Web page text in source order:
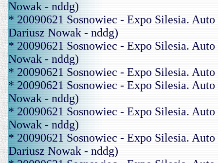
Nowak - nddg)
* 20090621 Sosnowiec - Expo Silesia.
Dariusz Nowak - nddg)
* 20090621 Sosnowiec - Expo Silesia.
Nowak - nddg)
* 20090621 Sosnowiec - Expo Silesia.
* 20090621 Sosnowiec - Expo Silesia.
Nowak - nddg)
* 20090621 Sosnowiec - Expo Silesia.
Nowak - nddg)
* 20090621 Sosnowiec - Expo Silesia.
Dariusz Nowak - nddg)